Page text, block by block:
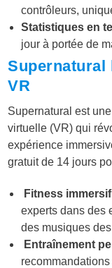
contrôleurs,
Statistiques en
jour à portée de
Supernatural
VR
Supernatural est
virtuelle (VR) qui
expérience
gratuit de 14 jours
Fitness immersif
experts dans des
des musiques
Entraînement